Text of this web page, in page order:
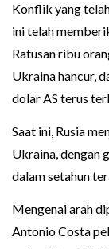
Konflik yang
ini telah
Ratusan ribu
Ukraina hancur,
dolar AS terus
Saat ini, Rusia
Ukraina, dengan
dalam setahun
Mengenai arah
Antonio Costa